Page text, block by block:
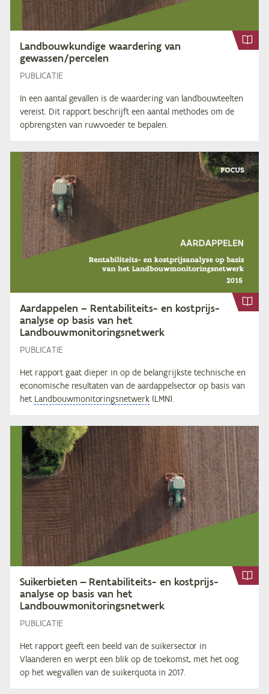
Land­bouw­kun­di­ge waar­de­ring van
gewassen/​percelen
PUBLICATIE
In een aantal gevallen is de waardering van landbouwteelten
vereist. Dit rapport beschrijft een aantal methodes om de
opbrengsten van ruwvoeder te bepalen.
Aard­ap­pe­len – Ren­ta­bi­li­teits- en kost­prijs­
ana­ly­se op ba­sis van het
Landbouwmonitoringsnetwerk
PUBLICATIE
Het rapport gaat dieper in op de belangrijkste technische en
economische resultaten van de aardappelsector op basis van
het Landbouwmonitoringsnetwerk (LMN).
Sui­ker­bie­ten — Ren­ta­bi­li­teits- en kost­prijs­
ana­ly­se op ba­sis van het
Landbouwmonitoringsnetwerk
PUBLICATIE
Het rapport geeft een beeld van de suikersector in
Vlaanderen en werpt een blik op de toekomst, met het oog
op het wegvallen van de suikerquota in 2017.